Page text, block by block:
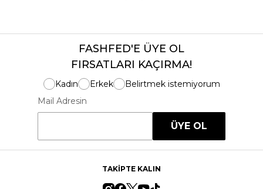
FASHFED'E ÜYE OL
FIRSATLARI KAÇIRMA!
Kadın Erkek
Belirtmek istemiyorum
Mail Adresin
ÜYE OL
TAKİPTE KALIN